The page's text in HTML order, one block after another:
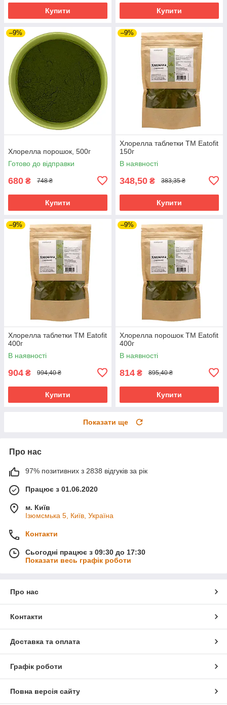
Купити Купити
–9%
Хлорелла порошок, 500г
Готово до відправки
680 ₴ 748 ₴
Купити
–9%
Хлорелла таблетки ТМ Eatofit
150г
В наявності
348,50 ₴ 383,35 ₴
Купити
–9%
Хлорелла таблетки ТМ Eatofit
400г
В наявності
904 ₴ 994,40 ₴
Купити
–9%
Хлорелла порошок ТМ Eatofit
400г
В наявності
814 ₴ 895,40 ₴
Купити
Показати ще
Про нас
97% позитивних з 2838 відгуків за рік
Працює з 01.06.2020
м. Київ
Ізюмсмька 5, Київ, Україна
Контакти
Сьогодні працює з 09:30 до 17:30
Показати весь графік роботи
Про нас
Контакти
Доставка та оплата
Графік роботи
Повна версія сайту